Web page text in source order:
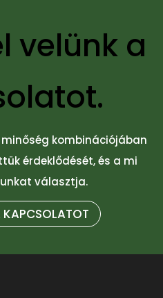
velünk a
minőség kombinációjában
érdeklődését, és a mi
választja.
KAPCSOLATOT